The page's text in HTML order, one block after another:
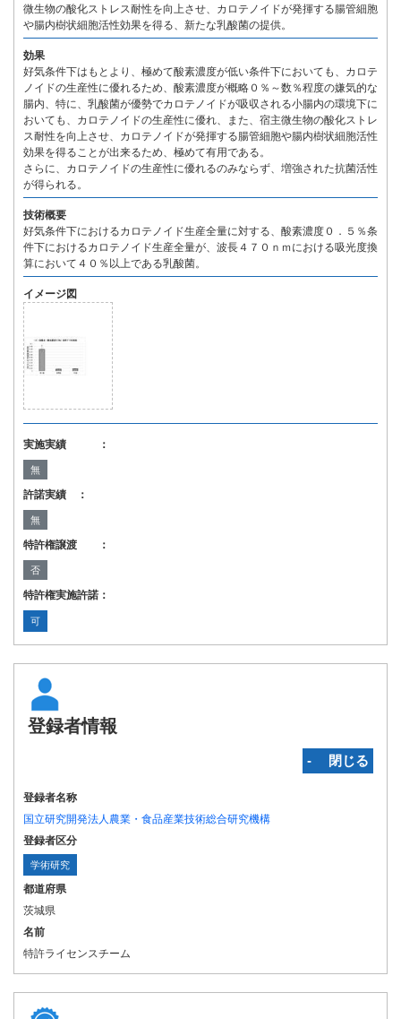
微生物の酸化ストレス耐性を向上させ、カロテノイドが発揮する腸管細胞
や腸内樹状細胞活性効果を得る、新たな乳酸菌の提供。
効果
好気条件下はもとより、極めて酸素濃度が低い条件下においても、カロテ
ノイドの生産性に優れるため、酸素濃度が概略０％～数％程度の嫌気的な
腸内、特に、乳酸菌が優勢でカロテノイドが吸収される小腸内の環境下に
おいても、カロテノイドの生産性に優れ、また、宿主微生物の酸化ストレ
ス耐性を向上させ、カロテノイドが発揮する腸管細胞や腸内樹状細胞活性
効果を得ることが出来るため、極めて有用である。
さらに、カロテノイドの生産性に優れるのみならず、増強された抗菌活性
が得られる。
技術概要
好気条件下におけるカロテノイド生産全量に対する、酸素濃度０．５％条
件下におけるカロテノイド生産全量が、波長４７０ｎｍにおける吸光度換
算において４０％以上である乳酸菌。
イメージ図
実施実績 ：
無
許諾実績 ：
無
特許権譲渡 ：
否
特許権実施許諾：
可
登録者情報
‐ 閉じる
登録者名称
国立研究開発法人農業・食品産業技術総合研究機構
登録者区分
学術研究
都道府県
茨城県
名前
特許ライセンスチーム